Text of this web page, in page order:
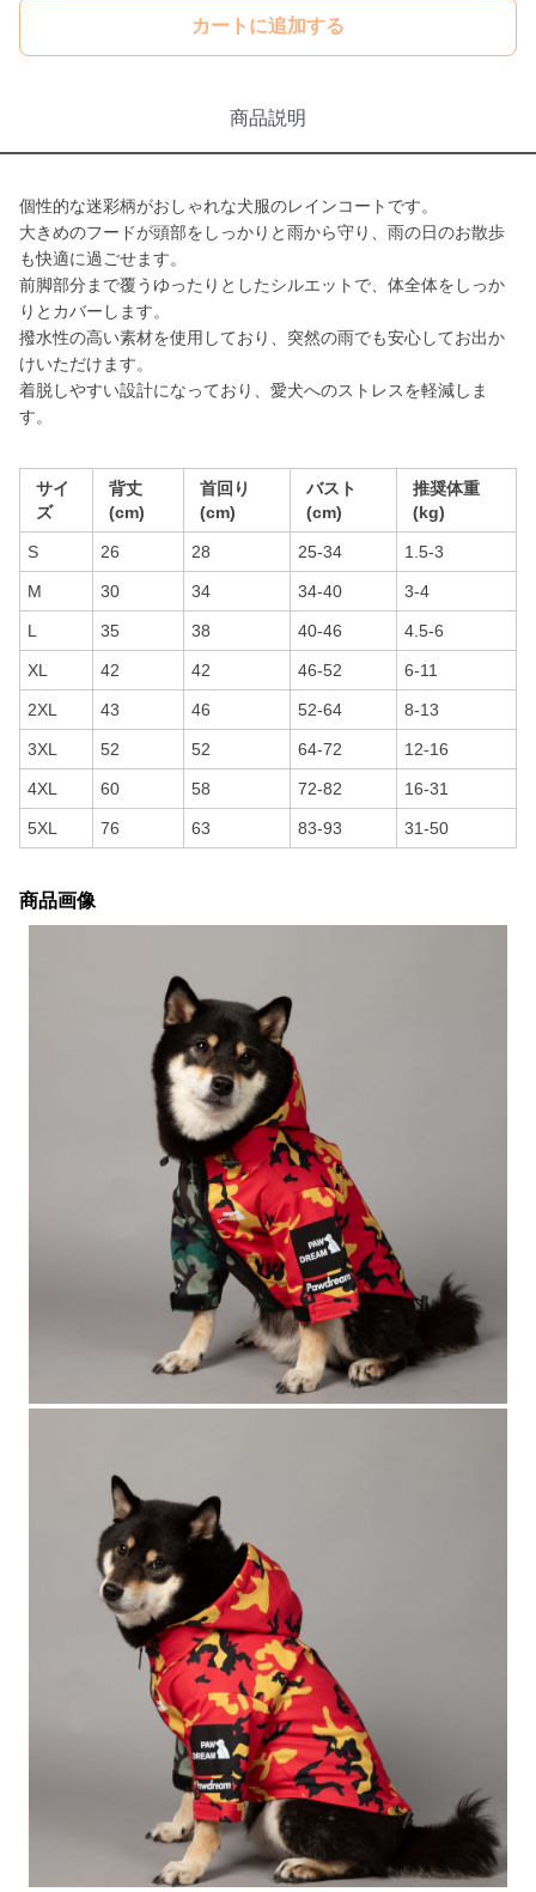
カートに追加する
商品説明
個性的な迷彩柄がおしゃれな犬服のレインコートです。
大きめのフードが頭部をしっかりと雨から守り、雨の日のお散歩
も快適に過ごせます。
前脚部分まで覆うゆったりとしたシルエットで、体全体をしっか
りとカバーします。
撥水性の高い素材を使用しており、突然の雨でも安心してお出か
けいただけます。
着脱しやすい設計になっており、愛犬へのストレスを軽減しま
す。
サイ
ズ
背丈
(cm)
首回り
(cm)
バスト
(cm)
推奨体重
(kg)
S 26 28 25-34 1.5-3
M 30 34 34-40 3-4
L 35 38 40-46 4.5-6
XL 42 42 46-52 6-11
2XL 43 46 52-64 8-13
3XL 52 52 64-72 12-16
4XL 60 58 72-82 16-31
5XL 76 63 83-93 31-50
商品画像